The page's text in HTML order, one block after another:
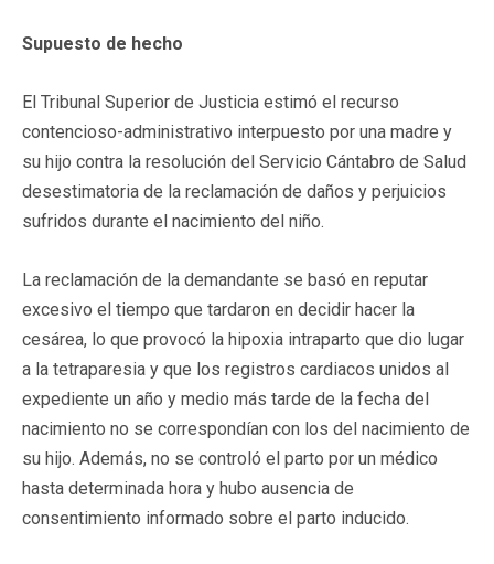
Supuesto de hecho
El Tribunal Superior de Justicia estimó el recurso
contencioso-administrativo interpuesto por una madre y
su hijo contra la resolución del Servicio Cántabro de Salud
desestimatoria de la reclamación de daños y perjuicios
sufridos durante el nacimiento del niño.
La reclamación de la demandante se basó en reputar
excesivo el tiempo que tardaron en decidir hacer la
cesárea, lo que provocó la hipoxia intraparto que dio lugar
a la tetraparesia y que los registros cardiacos unidos al
expediente un año y medio más tarde de la fecha del
nacimiento no se correspondían con los del nacimiento de
su hijo. Además, no se controló el parto por un médico
hasta determinada hora y hubo ausencia de
consentimiento informado sobre el parto inducido.